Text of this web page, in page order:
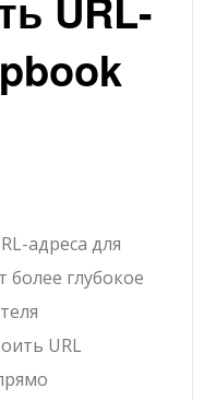
адреса для
глубокое
URL